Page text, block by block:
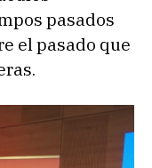
pasados
el pasado que